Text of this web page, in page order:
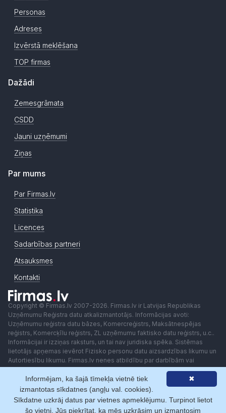
Personas
Adreses
Izvērstā meklēšana
TOP firmas
Dažādi
Zemesgrāmata
CSDD
Jauni uzņēmumi
Ziņas
Par mums
Par Firmas.lv
Statistika
Licences
Sadarbības partneri
Atsauksmes
Kontakti
Copyright © Firmas.lv 2007-2026. Firmas.lv ir Latvijas Republikas
Uzņēmumu Reģistra datu atkalizmantotājs. Informācijas avoti:
Uzņēmumu reģistra datu bāzes, Komercreģistrs, Maksātnespējas
reģistrs, Komercķīlu reģistrs, ZL uzņēmumu faktisko datu reģistrs, u.c..
Informācijai ir izziņas raksturs, un tai nav juridiska spēka. Sistēmas
lietotājs apņemas ievērot Fizisko personu datu aizsardzības likumu un
Autortiesību likumu. Firmas.lv nenes atbildību par darbībām vai
lēmumiem, kas balstīti uz saņemto pakalpojumu. Lietotājam aizliegts
izmantot jebkādas automatizētas sistēmas vai iekārtas (robotus)
piekļuvei sistēmai bez rakstiskas saskaņošanas ar Firmas.lv. Galvenā
redaktore: Ingūna Pempere.
Lietošanas noteikumi
Privātuma politika Norēķini ar
✖
Informējam, ka šajā tīmekļa vietnē tiek
izmantotas sīkdatnes (angļu val. cookies).
Sīkdatne uzkrāj datus par vietnes apmeklējumu. Turpinot lietot
šo vietni, Jūs piekrītat, ka mēs uzkrāsim un izmantosim